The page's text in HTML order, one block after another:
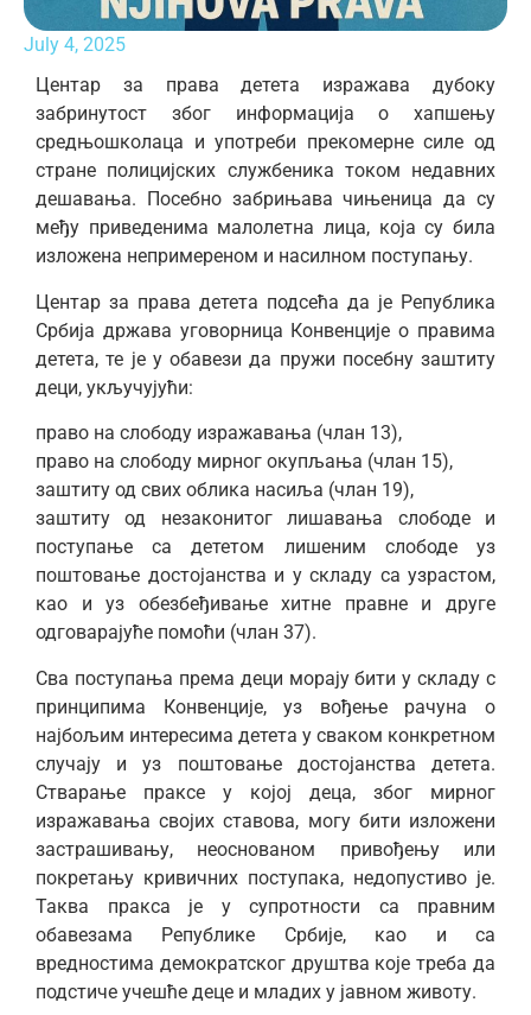
July 4, 2025
Центар за права детета изражава дубоку
забринутост због информација о хапшењу
средњошколаца и употреби прекомерне силе од
стране полицијских службеника током недавних
дешавања. Посебно забрињава чињеница да су
међу приведенима малолетна лица, која су била
изложена непримереном и насилном поступању.
Центар за права детета подсећа да је Република
Србија држава уговорница Конвенције о правима
детета, те је у обавези да пружи посебну заштиту
деци, укључујући:
право на слободу изражавања (члан 13),
право на слободу мирног окупљања (члан 15),
заштиту од свих облика насиља (члан 19),
заштиту од незаконитог лишавања слободе и
поступање са дететом лишеним слободе уз
поштовање достојанства и у складу са узрастом,
као и уз обезбеђивање хитне правне и друге
одговарајуће помоћи (члан 37).
Сва поступања према деци морају бити у складу с
принципима Конвенције, уз вођење рачуна о
најбољим интересима детета у сваком конкретном
случају и уз поштовање достојанства детета.
Стварање праксе у којој деца, због мирног
изражавања својих ставова, могу бити изложени
застрашивању, неоснованом привођењу или
покретању кривичних поступака, недопустиво је.
Таква пракса је у супротности са правним
обавезама Републике Србије, као и са
вредностима демократског друштва које треба да
подстиче учешће деце и младих у јавном животу.